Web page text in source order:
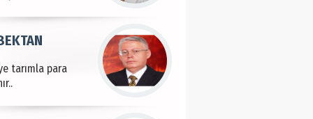
tarımla para